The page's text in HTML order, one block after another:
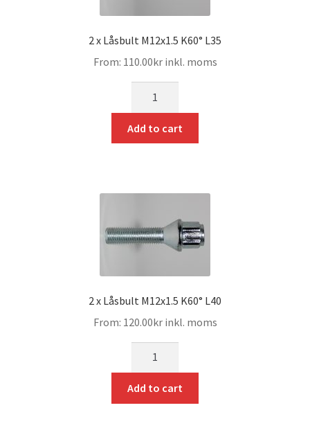
2 x Låsbult M12x1.5 K60° L35
From: 110.00krinkl. moms
Add to cart
2 x Låsbult M12x1.5 K60° L40
From: 120.00krinkl. moms
Add to cart